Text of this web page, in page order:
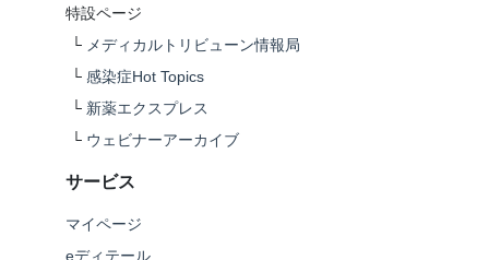
特設ページ
└ メディカルトリビューン情報局
└ 感染症Hot Topics
└ 新薬エクスプレス
└ ウェビナーアーカイブ
サービス
マイページ
eディテール